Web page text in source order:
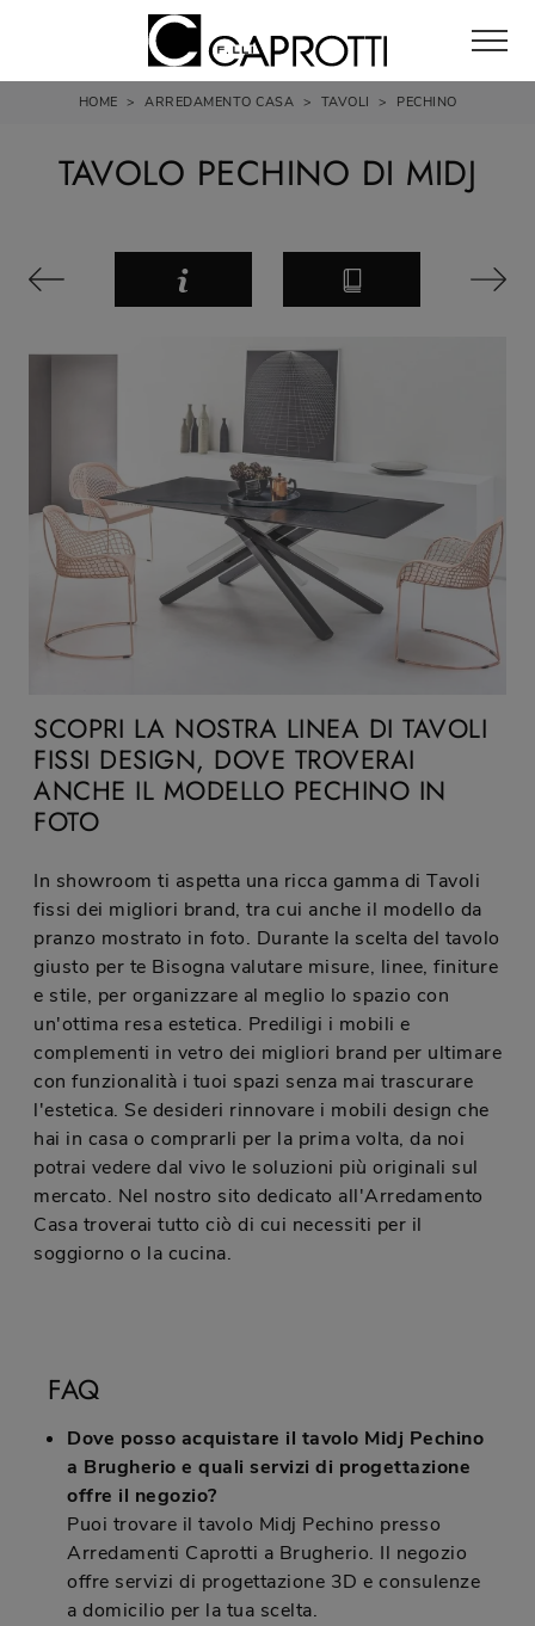
HOME > ARREDAMENTO CASA > TAVOLI > PECHINO
TAVOLO PECHINO DI MIDJ
SCOPRI LA NOSTRA LINEA DI TAVOLI
FISSI DESIGN, DOVE TROVERAI
ANCHE IL MODELLO PECHINO IN
FOTO
In showroom ti aspetta una ricca gamma di Tavoli
fissi dei migliori brand, tra cui anche il modello da
pranzo mostrato in foto. Durante la scelta del tavolo
giusto per te Bisogna valutare misure, linee, finiture
e stile, per organizzare al meglio lo spazio con
un'ottima resa estetica. Prediligi i mobili e
complementi in vetro dei migliori brand per ultimare
con funzionalità i tuoi spazi senza mai trascurare
l'estetica. Se desideri rinnovare i mobili design che
hai in casa o comprarli per la prima volta, da noi
potrai vedere dal vivo le soluzioni più originali sul
mercato. Nel nostro sito dedicato all'Arredamento
Casa troverai tutto ciò di cui necessiti per il
soggiorno o la cucina.
FAQ
Dove posso acquistare il tavolo Midj Pechino
a Brugherio e quali servizi di progettazione
offre il negozio?
Puoi trovare il tavolo Midj Pechino presso
Arredamenti Caprotti a Brugherio. Il negozio
offre servizi di progettazione 3D e consulenze
a domicilio per la tua scelta.